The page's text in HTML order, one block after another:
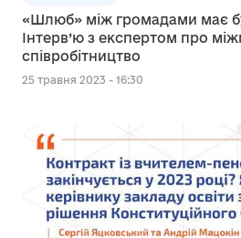
«Шлюб» між громадами має
Інтерв’ю з експертом про
співробітництво
25 травня 2023 - 16:30